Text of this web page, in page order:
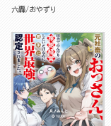
法じゃなくてさ？ ～ギフト
少女たちと駆け抜ける～
六轟 おやずり